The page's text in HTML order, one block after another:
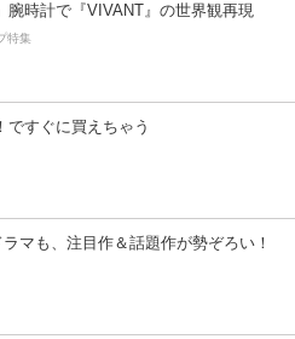
腕時計で『VIVANT』の世界観再現
特集
ですぐに買えちゃう
マも、注目作＆話題作が勢ぞろい！